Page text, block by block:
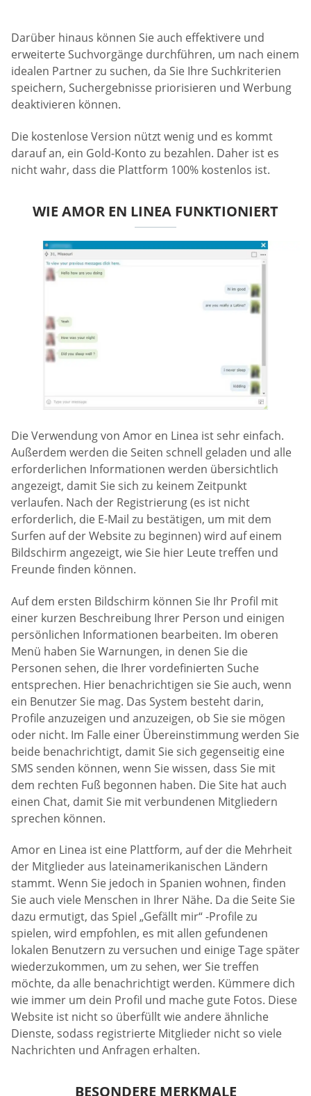
Darüber hinaus können Sie auch effektivere und
erweiterte Suchvorgänge durchführen, um nach einem
idealen Partner zu suchen, da Sie Ihre Suchkriterien
speichern, Suchergebnisse priorisieren und Werbung
deaktivieren können.
Die kostenlose Version nützt wenig und es kommt
darauf an, ein Gold-Konto zu bezahlen. Daher ist es
nicht wahr, dass die Plattform 100% kostenlos ist.
WIE AMOR EN LINEA FUNKTIONIERT
Die Verwendung von Amor en Linea ist sehr einfach.
Außerdem werden die Seiten schnell geladen und alle
erforderlichen Informationen werden übersichtlich
angezeigt, damit Sie sich zu keinem Zeitpunkt
verlaufen. Nach der Registrierung (es ist nicht
erforderlich, die E-Mail zu bestätigen, um mit dem
Surfen auf der Website zu beginnen) wird auf einem
Bildschirm angezeigt, wie Sie hier Leute treffen und
Freunde finden können.
Auf dem ersten Bildschirm können Sie Ihr Profil mit
einer kurzen Beschreibung Ihrer Person und einigen
persönlichen Informationen bearbeiten. Im oberen
Menü haben Sie Warnungen, in denen Sie die
Personen sehen, die Ihrer vordefinierten Suche
entsprechen. Hier benachrichtigen sie Sie auch, wenn
ein Benutzer Sie mag. Das System besteht darin,
Profile anzuzeigen und anzuzeigen, ob Sie sie mögen
oder nicht. Im Falle einer Übereinstimmung werden Sie
beide benachrichtigt, damit Sie sich gegenseitig eine
SMS senden können, wenn Sie wissen, dass Sie mit
dem rechten Fuß begonnen haben. Die Site hat auch
einen Chat, damit Sie mit verbundenen Mitgliedern
sprechen können.
Amor en Linea ist eine Plattform, auf der die Mehrheit
der Mitglieder aus lateinamerikanischen Ländern
stammt. Wenn Sie jedoch in Spanien wohnen, finden
Sie auch viele Menschen in Ihrer Nähe. Da die Seite Sie
dazu ermutigt, das Spiel „Gefällt mir“ -Profile zu
spielen, wird empfohlen, es mit allen gefundenen
lokalen Benutzern zu versuchen und einige Tage später
wiederzukommen, um zu sehen, wer Sie treffen
möchte, da alle benachrichtigt werden. Kümmere dich
wie immer um dein Profil und mache gute Fotos. Diese
Website ist nicht so überfüllt wie andere ähnliche
Dienste, sodass registrierte Mitglieder nicht so viele
Nachrichten und Anfragen erhalten.
BESONDERE MERKMALE